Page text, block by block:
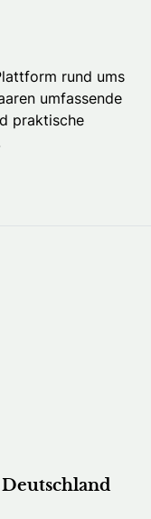
rund ums
umfassende
praktische